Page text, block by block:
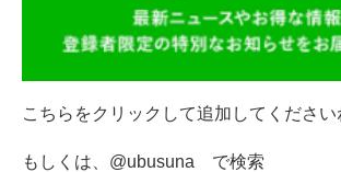
こちらをクリックして追加してください
もしくは、@ubusuna で検索